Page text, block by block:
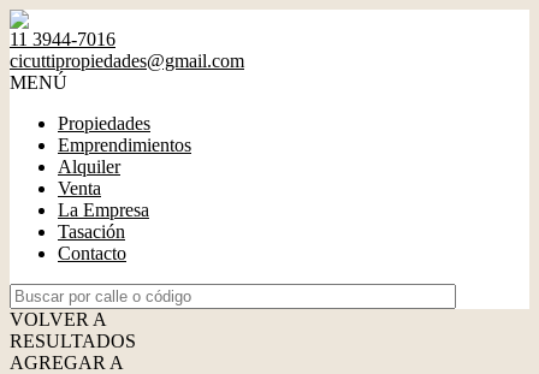
11 3944-7016
cicuttipropiedades@gmail.com
MENÚ
Propiedades
Emprendimientos
Alquiler
Venta
La Empresa
Tasación
Contacto
VOLVER A
RESULTADOS
AGREGAR A